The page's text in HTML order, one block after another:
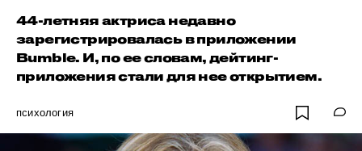
44-летняя актриса недавно
зарегистрировалась в приложении
Bumble. И, по ее словам, дейтинг-
приложения стали для нее открытием.
психология